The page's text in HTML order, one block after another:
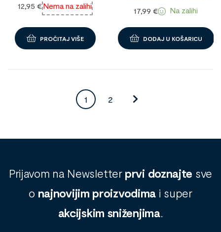
12,95 €Nema na zalihi
PROČITAJ VIŠE
17,99€ Na zalihi
DODAJ U KOŠARICU
1 2
Prijavom na Newsletter prvi doznajte sve
o najnovijim proizvodima i super
akcijskim sniženjima.